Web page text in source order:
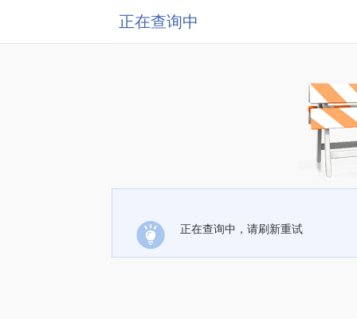
正在查询中
正在查询中，请刷新重试